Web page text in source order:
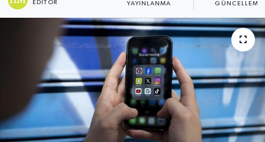
EDITÖR YAYINLANMA GÜNCELLEME
Gündem
Gurme
Haber
İlçe Haberleri